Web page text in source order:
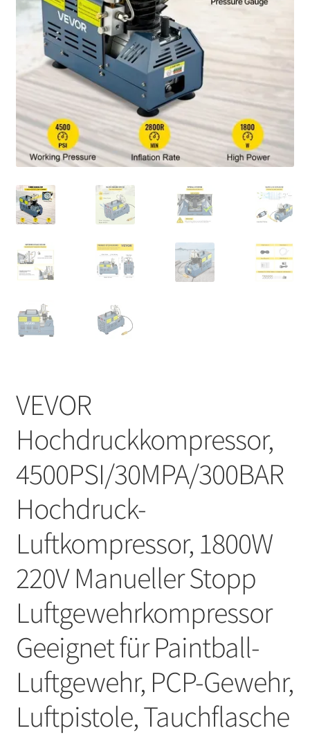
VEVOR
Hochdruckkompressor,
4500PSI/30MPA/300BAR
Hochdruck-
Luftkompressor, 1800W
220V Manueller Stopp
Luftgewehrkompressor
Geeignet für Paintball-
Luftgewehr, PCP-Gewehr,
Luftpistole, Tauchflasche